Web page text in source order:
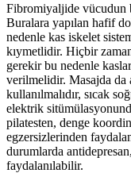
Fibromiyaljide vücudun
Buralara yapılan hafif
nedenle kas iskelet
kıymetlidir. Hiçbir
gerekir bu nedenle
verilmelidir. Masajda da
kullanılmalıdır, sıcak
elektrik
pilatesten, denge
egzersizlerinden
durumlarda
faydalanılabilir.